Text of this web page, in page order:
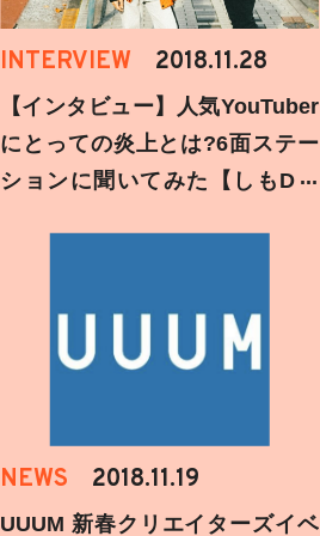
INTERVIEW 2018.11.28
【インタビュー】人気YouTuber
にとっての炎上とは?6面ステー
ションに聞いてみた【しもD遅
NEWS 2018.11.19
UUUM 新春クリエイターズイベ